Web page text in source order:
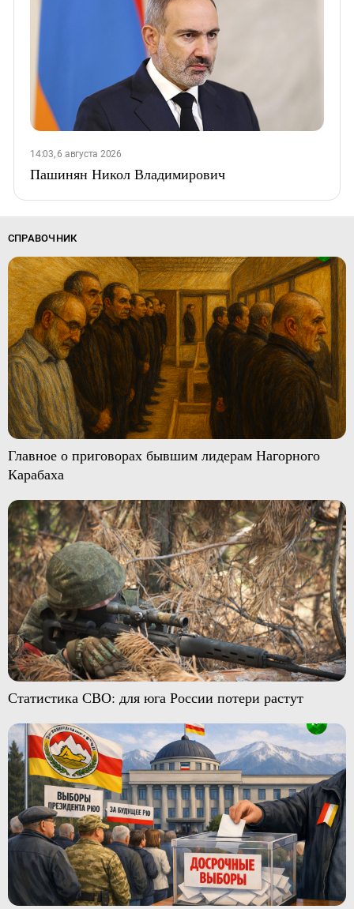
14:03, 6 августа 2026
Пашинян Никол Владимирович
СПРАВОЧНИК
Главное о приговорах бывшим лидерам Нагорного
Карабаха
Статистика СВО: для юга России потери растут